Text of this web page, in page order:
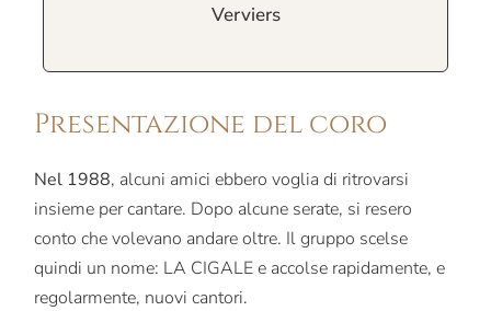
Presentazione del coro
Nel 1988, alcuni amici ebbero voglia di ritrovarsi
insieme per cantare. Dopo alcune serate, si resero
conto che volevano andare oltre. Il gruppo scelse
quindi un nome: LA CIGALE e accolse rapidamente, e
regolarmente, nuovi cantori.
Verviers